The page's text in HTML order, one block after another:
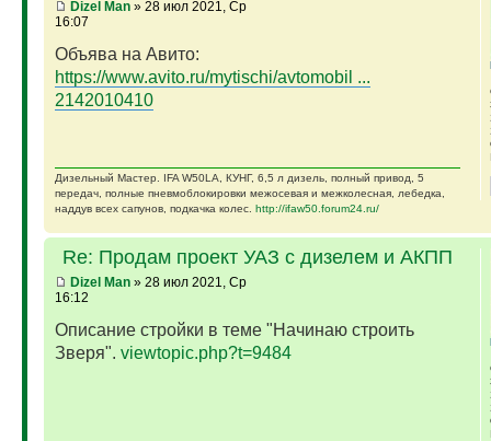
Dizel Man» 28 июл 2021, Ср
16:07
Объява на Авито:
https://www.avito.ru/mytischi/avtomobil ...
2142010410
Дизельный Мастер. IFA W50LA, КУНГ, 6,5 л дизель, полный привод, 5
передач, полные пневмоблокировки межосевая и межколесная, лебедка,
наддув всех сапунов, подкачка колес. http://ifaw50.forum24.ru/
Re: Продам проект УАЗ с дизелем и АКПП
Dizel Man» 28 июл 2021, Ср
16:12
Описание стройки в теме "Начинаю строить
Зверя". viewtopic.php?t=9484